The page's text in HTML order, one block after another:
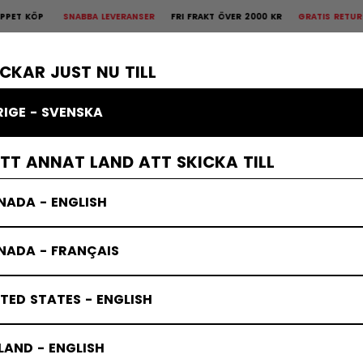
JUST NU TILL
- SVENSKA
ANNAT LAND ATT SKICKA TILL
- ENGLISH
- FRANÇAIS
STATES - ENGLISH
- ENGLISH
SNABBA LEVERANSERFRI FRAKT ÖVER 2000 KRGRATIS RETUR30
Retur 30 dagars öppet köp
KROPPSSKYDD MÅLVAKT